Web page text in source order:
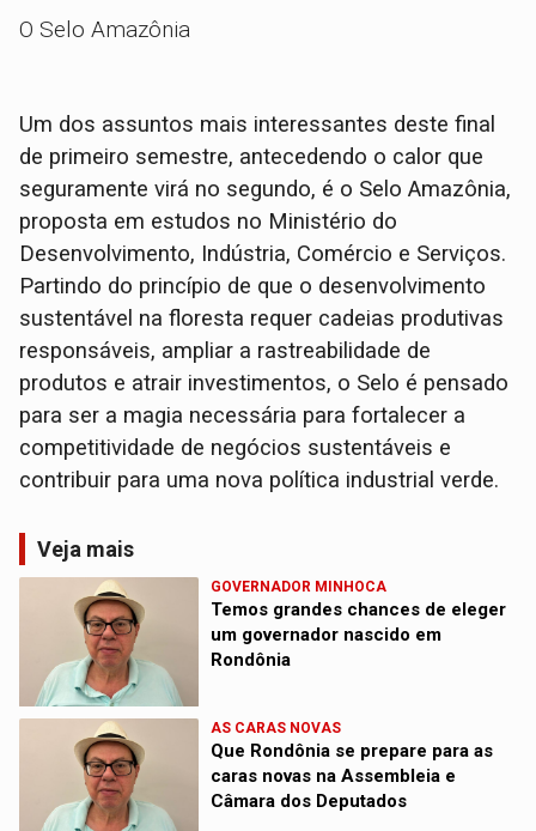
O Selo Amazônia
Um dos assuntos mais interessantes deste final
de primeiro semestre, antecedendo o calor que
seguramente virá no segundo, é o Selo Amazônia,
proposta em estudos no Ministério do
Desenvolvimento, Indústria, Comércio e Serviços.
Partindo do princípio de que o desenvolvimento
sustentável na floresta requer cadeias produtivas
responsáveis, ampliar a rastreabilidade de
produtos e atrair investimentos, o Selo é pensado
para ser a magia necessária para fortalecer a
competitividade de negócios sustentáveis e
contribuir para uma nova política industrial verde.
Veja mais
GOVERNADOR MINHOCA
Temos grandes chances de eleger
um governador nascido em
Rondônia
AS CARAS NOVAS
Que Rondônia se prepare para as
caras novas na Assembleia e
Câmara dos Deputados